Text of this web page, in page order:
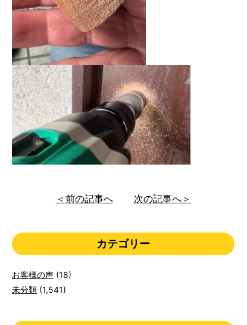
＜前の記事へ 次の記事へ＞
カテゴリー
お客様の声 (18)
未分類 (1,541)